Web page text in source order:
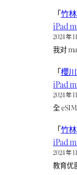
「竹
iPad
2024 年
我对
「櫻
iPad
2024 年
全
「竹
iPad
2024 年
教育优